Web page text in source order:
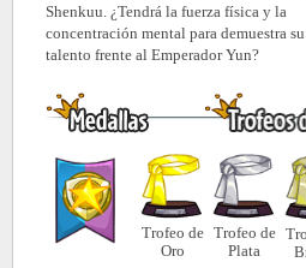
Shenkuu. ¿Tendrá la fuerza física y la
concentración mental para demuestra su
talento frente al Emperador Yun?
Trofeo de
Oro
Trofeo de
Plata